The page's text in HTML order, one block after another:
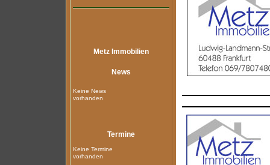
Metz Immobilien
News
Keine News
vorhanden
Termine
Keine Termine
vorhanden